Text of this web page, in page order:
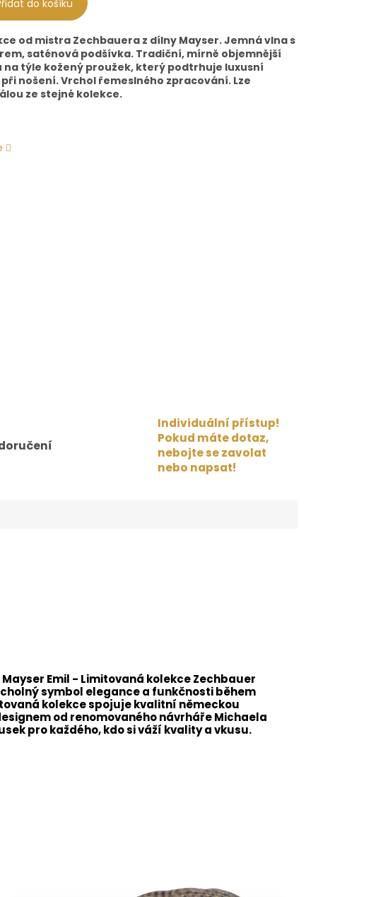
do košíku
od mistra Zechbauera z dílny Mayser. Jemná vlna s
saténová podšívka. Tradiční, mírně objemnější
na týle kožený proužek, který podtrhuje luxusní
nošení. Vrchol řemeslného zpracování. Lze
ze stejné kolekce.
Individuální přístup!
Pokud máte dotaz,
nebojte se zavolat
nebo napsat!
Emil - Limitovaná kolekce Zechbauer
symbol elegance a funkčnosti během
kolekce spojuje kvalitní německou
od renomovaného návrháře Michaela
pro každého, kdo si váží kvality a vkusu.